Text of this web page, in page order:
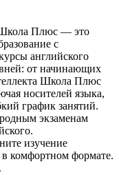
Плюс — это
с
английского
от начинающих
Школа Плюс
носителей языка,
график занятий.
экзаменам
изучение
в комфортном формате.